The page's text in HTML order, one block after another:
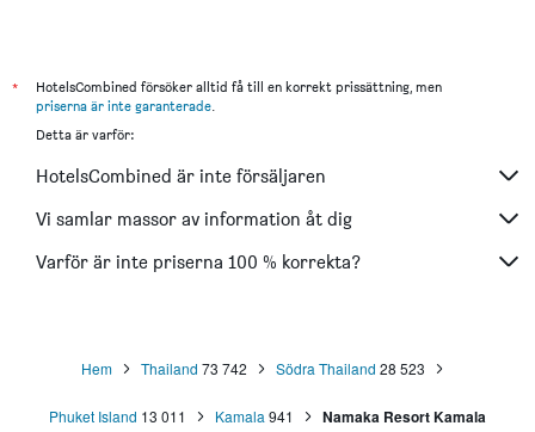
*
HotelsCombined försöker alltid få till en korrekt prissättning, men
priserna är inte garanterade.
Detta är varför:
HotelsCombined är inte försäljaren
Vi samlar massor av information åt dig
Varför är inte priserna 100 % korrekta?
Hem Thailand 73 742 Södra Thailand 28 523
Phuket Island 13 011 Kamala 941 Namaka Resort Kamala